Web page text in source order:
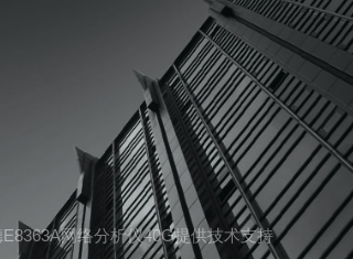
网络分析仪40G提供技术支持